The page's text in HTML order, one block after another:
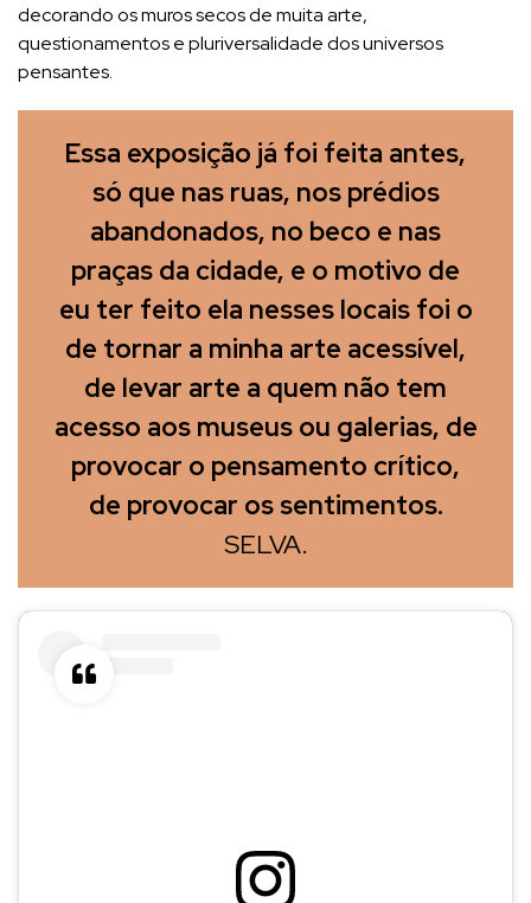
decorando os muros secos de muita arte,
questionamentos e pluriversalidade dos universos
pensantes.
Essa exposição já foi feita antes,
só que nas ruas, nos prédios
abandonados, no beco e nas
praças da cidade, e o motivo de
eu ter feito ela nesses locais foi o
de tornar a minha arte acessível,
de levar arte a quem não tem
acesso aos museus ou galerias, de
provocar o pensamento crítico,
de provocar os sentimentos.
SELVA.